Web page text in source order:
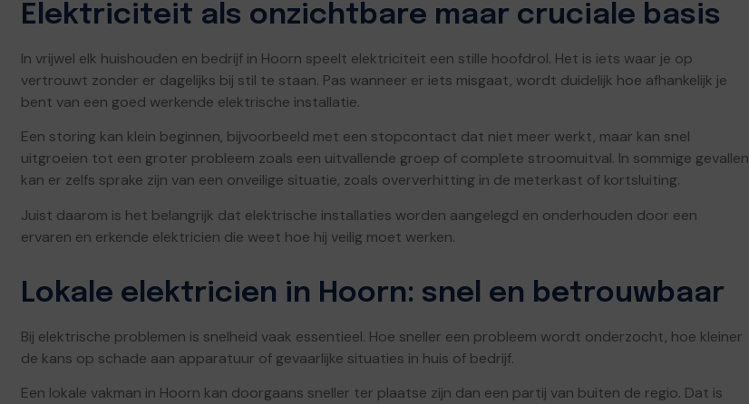
Elektriciteit als onzichtbare maar cruciale basis
In vrijwel elk huishouden en bedrijf in Hoorn speelt elektriciteit een stille hoofdrol. Het is iets waar je op
vertrouwt zonder er dagelijks bij stil te staan. Pas wanneer er iets misgaat, wordt duidelijk hoe afhankelijk je
bent van een goed werkende elektrische installatie.
Een storing kan klein beginnen, bijvoorbeeld met een stopcontact dat niet meer werkt, maar kan snel
uitgroeien tot een groter probleem zoals een uitvallende groep of complete stroomuitval. In sommige gevallen
kan er zelfs sprake zijn van een onveilige situatie, zoals oververhitting in de meterkast of kortsluiting.
Juist daarom is het belangrijk dat elektrische installaties worden aangelegd en onderhouden door een
ervaren en erkende elektricien die weet hoe hij veilig moet werken.
Lokale elektricien in Hoorn: snel en betrouwbaar
Bij elektrische problemen is snelheid vaak essentieel. Hoe sneller een probleem wordt onderzocht, hoe kleiner
de kans op schade aan apparatuur of gevaarlijke situaties in huis of bedrijf.
Een lokale vakman in Hoorn kan doorgaans sneller ter plaatse zijn dan een partij van buiten de regio. Dat is